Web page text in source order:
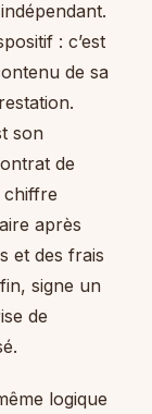
: c’est
de sa
son
de
chiffre
après
et des frais
signe un
de
logique